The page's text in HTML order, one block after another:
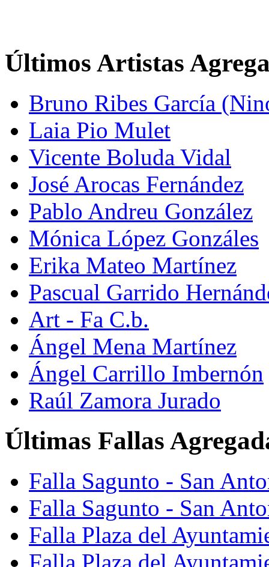
Últimos Artistas
Bruno Ribes García
Laia Pio Mulet
Vicente Boluda Vidal
José Arocas Fernández
Pablo Andreu González
Mónica López Gonzáles
Erika Mateo Martínez
Pascual Garrido
Art - Fa C.b.
Ángel Mena Martínez
Ángel Carrillo Imbernón
Raúl Zamora Jurado
Últimas Fallas
Falla Sagunto - San
Falla Sagunto - San
Falla Plaza del
Falla Plaza del